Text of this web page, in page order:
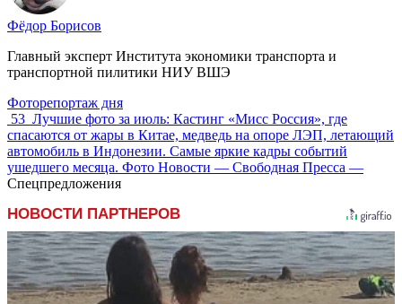
Фёдор Борисов
Главный эксперт Института экономики транспорта и
транспортной пилитики НИУ ВШЭ
Фоторепортаж дня
53 Лучшие фото за июль: Кастинг «Мисс Россия», где
спасаются от жары в Китае, медведь на опоре ЛЭП, летающий
автомобиль в Индонезии. Самые яркие кадры событий
ушедшего месяца. Фото Новости — Свободная Пресса —
Спецпредложения
НОВОСТИ ПАРТНЕРОВ